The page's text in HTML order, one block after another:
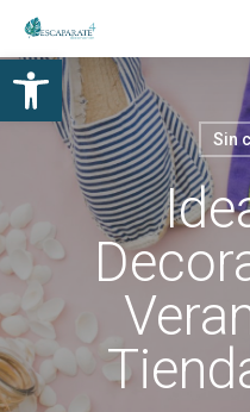
Abrir barra de herramientas
Skip
to
main
content
Sin